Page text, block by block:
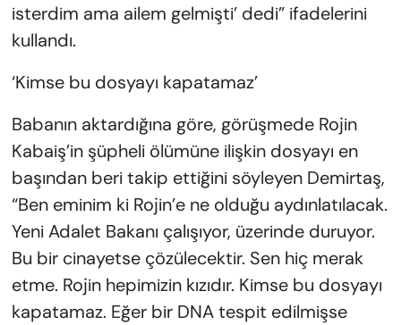
isterdim ama ailem gelmişti’ dedi” ifadelerini
kullandı.
‘Kimse bu dosyayı kapatamaz’
Babanın aktardığına göre, görüşmede Rojin
Kabaiş’in şüpheli ölümüne ilişkin dosyayı en
başından beri takip ettiğini söyleyen Demirtaş,
“Ben eminim ki Rojin’e ne olduğu aydınlatılacak.
Yeni Adalet Bakanı çalışıyor, üzerinde duruyor.
Bu bir cinayetse çözülecektir. Sen hiç merak
etme. Rojin hepimizin kızıdır. Kimse bu dosyayı
kapatamaz. Eğer bir DNA tespit edilmişse